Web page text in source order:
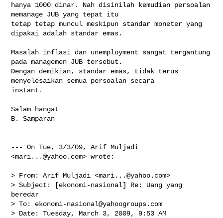
hanya 1000 dinar. Nah disinilah kemudian persoalan
memanage JUB yang tepat itu
tetap tetap muncul meskipun standar moneter yang
dipakai adalah standar emas.
Masalah inflasi dan unemployment sangat tergantung
pada managemen JUB tersebut.
Dengan demikian, standar emas, tidak terus
menyelesaikan semua persoalan secara
instant.
Salam hangat
B. Samparan
--- On Tue, 3/3/09, Arif Muljadi
<mari...@yahoo.com> wrote:
> From: Arif Muljadi <mari...@yahoo.com>
> Subject: [ekonomi-nasional] Re: Uang yang
beredar
> To: ekonomi-nasional@yahoogroups.com
> Date: Tuesday, March 3, 2009, 9:53 AM